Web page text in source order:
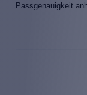
Passgenauigkeit